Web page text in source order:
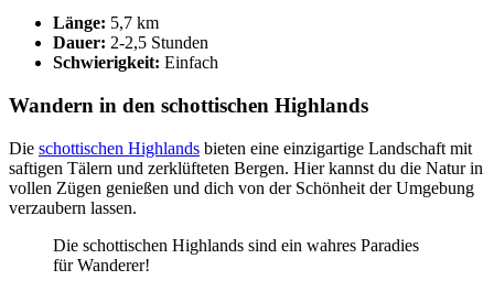
Länge: 5,7 km
Dauer: 2-2,5 Stunden
Schwierigkeit: Einfach
Wandern in den schottischen Highlands
Die schottischen Highlands bieten eine einzigartige Landschaft mit
saftigen Tälern und zerklüfteten Bergen. Hier kannst du die Natur in
vollen Zügen genießen und dich von der Schönheit der Umgebung
verzaubern lassen.
Die schottischen Highlands sind ein wahres Paradies
für Wanderer!